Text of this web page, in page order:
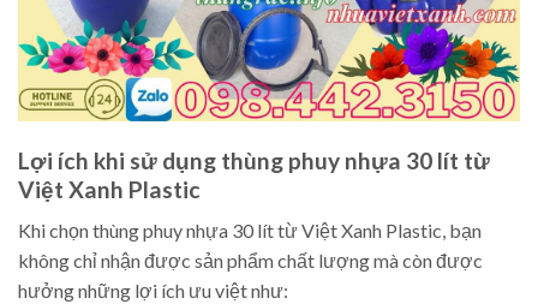
Lợi ích khi sử dụng thùng phuy nhựa 30 lít từ
Việt Xanh Plastic
Khi chọn thùng phuy nhựa 30 lít từ Việt Xanh Plastic, bạn
không chỉ nhận được sản phẩm chất lượng mà còn được
hưởng những lợi ích ưu việt như: